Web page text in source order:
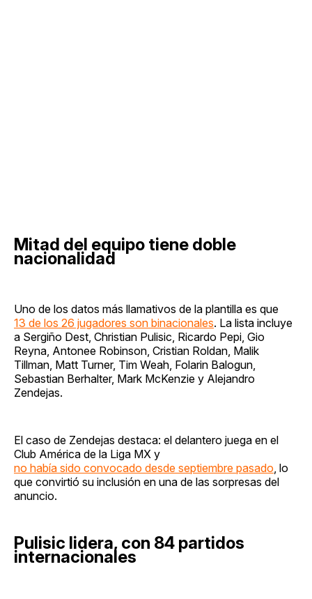
Mitad del equipo tiene doble
nacionalidad
Uno de los datos más llamativos de la plantilla es que
13 de los 26 jugadores son binacionales. La lista incluye
a Sergiño Dest, Christian Pulisic, Ricardo Pepi, Gio
Reyna, Antonee Robinson, Cristian Roldan, Malik
Tillman, Matt Turner, Tim Weah, Folarin Balogun,
Sebastian Berhalter, Mark McKenzie y Alejandro
Zendejas.
El caso de Zendejas destaca: el delantero juega en el
Club América de la Liga MX y
no había sido convocado desde septiembre pasado , lo
que convirtió su inclusión en una de las sorpresas del
anuncio.
Pulisic lidera, con 84 partidos
internacionales